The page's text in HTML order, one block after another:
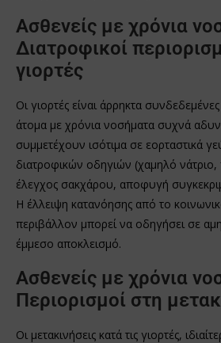
Ασθενείς με χρόνια
Διατροφικοί
γιορτές
Οι γιορτές είναι άρρηκτα
άτομα με χρόνια νοσήματα συχνά
συμμετέχουν ισότιμα σε εορταστικά
διατροφικών οδηγιών (χαμηλό
έλεγχος σακχάρου, αποφυγή
Η έλλειψη κατανόησης από το
περιβάλλον μπορεί να οδηγήσει σε
έμμεσο αποκλεισμό.
Ασθενείς με χρόνια
Περιορισμοί στη
Οι μετακινήσεις κατά τις γιορτές,